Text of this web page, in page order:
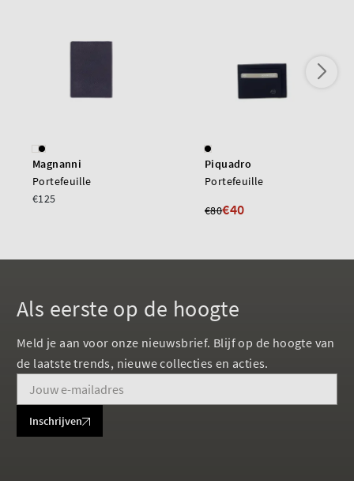
Magnanni
Portefeuille
€125
Piquadro
Portefeuille
€80€40
Als eerste op de hoogte
Meld je aan voor onze nieuwsbrief. Blijf op de hoogte van
de laatste trends, nieuwe collecties en acties.
Inschrijven